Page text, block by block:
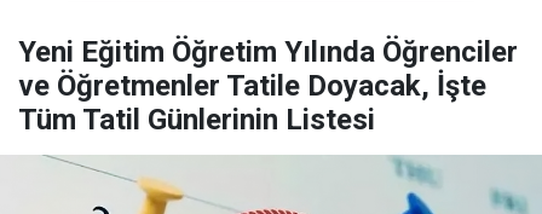
Yeni Eğitim Öğretim Yılında Öğrenciler
ve Öğretmenler Tatile Doyacak, İşte
Tüm Tatil Günlerinin Listesi